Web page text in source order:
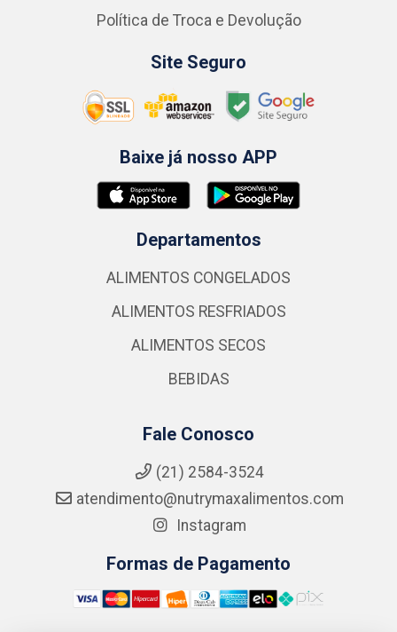
Política de Troca e Devolução
Site Seguro
Baixe já nosso APP
Departamentos
ALIMENTOS CONGELADOS
ALIMENTOS RESFRIADOS
ALIMENTOS SECOS
BEBIDAS
Fale Conosco
(21) 2584-3524
atendimento@nutrymaxalimentos.com
Instagram
Formas de Pagamento